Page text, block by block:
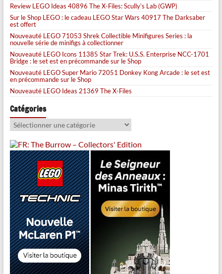
Review LEGO Ideas 40896 The X-Files: Scully’s Lab (GWP)
Sur le Shop LEGO : le cadeau LEGO Star Wars 40917 The Darksaber
est offert
Nouveauté LEGO 71053 Shrek Collectible Minifigures Series : la
nouvelle série de minifigs à collectionner
Nouveauté LEGO Icons 11385 Star Trek: U.S.S. Enterprise NCC-1701
Bridge : le set est en précommande sur le Shop
Nouveauté LEGO Super Mario 72051 Donkey Kong Arcade : le set est
en précommande sur le Shop
Nouveauté LEGO Ideas 21369 The X-Files
Catégories
Catégories